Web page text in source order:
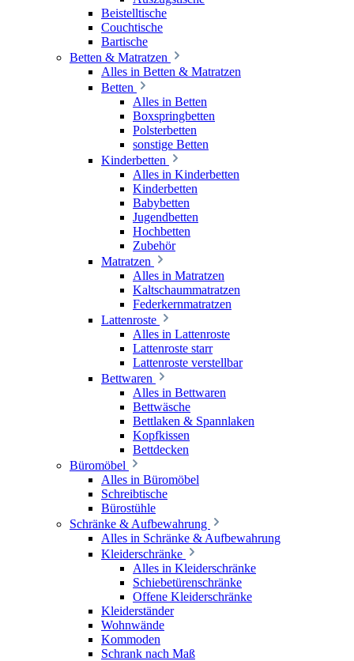
Beistelltische
Couchtische
Bartische
Betten & Matratzen
Alles in Betten & Matratzen
Betten
Alles in Betten
Boxspringbetten
Polsterbetten
sonstige Betten
Kinderbetten
Alles in Kinderbetten
Kinderbetten
Babybetten
Jugendbetten
Hochbetten
Zubehör
Matratzen
Alles in Matratzen
Kaltschaummatratzen
Federkernmatratzen
Lattenroste
Alles in Lattenroste
Lattenroste starr
Lattenroste verstellbar
Bettwaren
Alles in Bettwaren
Bettwäsche
Bettlaken & Spannlaken
Kopfkissen
Bettdecken
Büromöbel
Alles in Büromöbel
Schreibtische
Bürostühle
Schränke & Aufbewahrung
Alles in Schränke & Aufbewahrung
Kleiderschränke
Alles in Kleiderschränke
Schiebetürenschränke
Offene Kleiderschränke
Kleiderständer
Wohnwände
Kommoden
Schrank nach Maß